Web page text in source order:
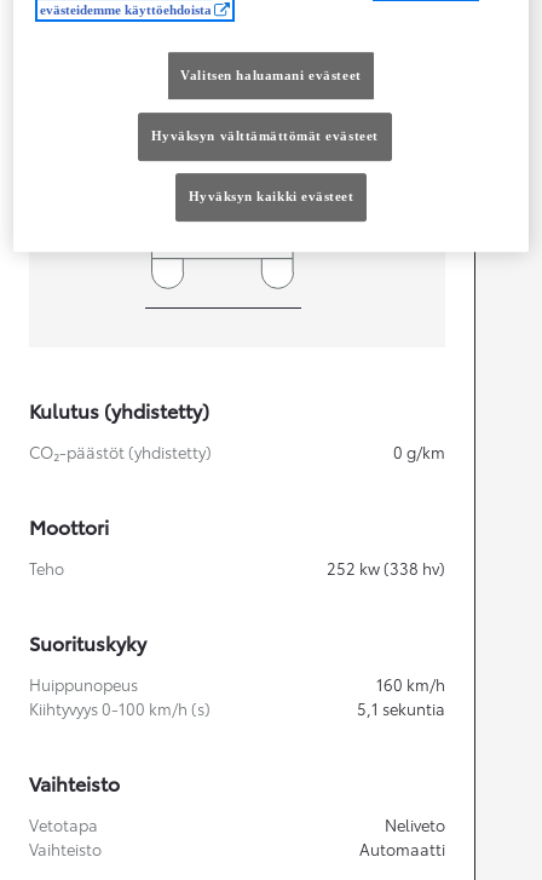
Kulutus (yhdistetty)
CO₂-päästöt (yhdistetty) 0 g/km
Moottori
Teho 252 kw (338 hv)
Suorituskyky
Huippunopeus 160 km/h
Kiihtyvyys 0-100 km/h (s)
5,1 sekuntia
Vaihteisto
Vetotapa
Neliveto
Vaihteisto
Automaatti
evästeidemme käyttöehdoista
Valitsen haluamani evästeet
Hyväksyn välttämättömät evästeet
Hyväksyn kaikki evästeet